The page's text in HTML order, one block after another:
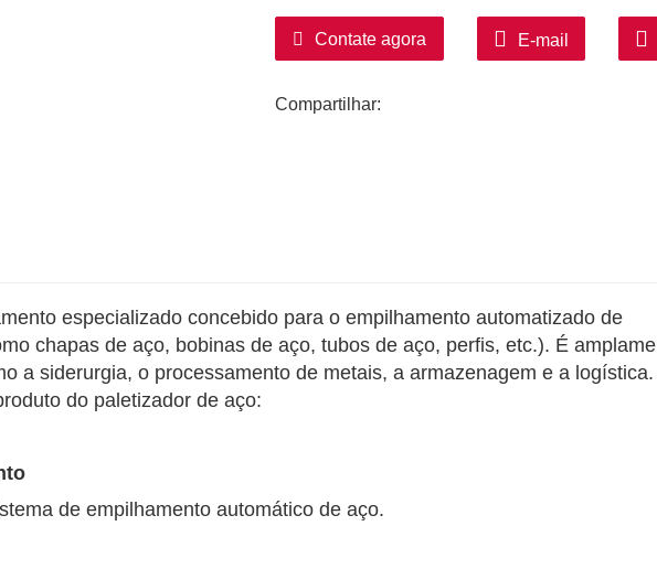
Serviço pós-venda:
Serviços de instalação e
Período de garantia e suporte de
Tempo estimado de produção e
Contate agora E-mail
Compartilhar:
especializado concebido para o empilhamento automatizado de
chapas de aço, bobinas de aço, tubos de aço, perfis, etc.). É
a siderurgia, o processamento de metais, a armazenagem e a logística.
do paletizador de aço:
de empilhamento automático de aço.